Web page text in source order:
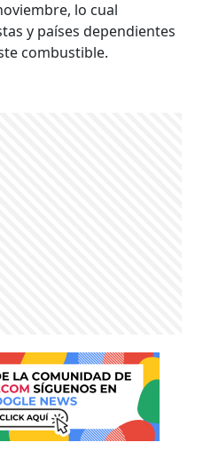
lo cual
y países dependientes
combustible.